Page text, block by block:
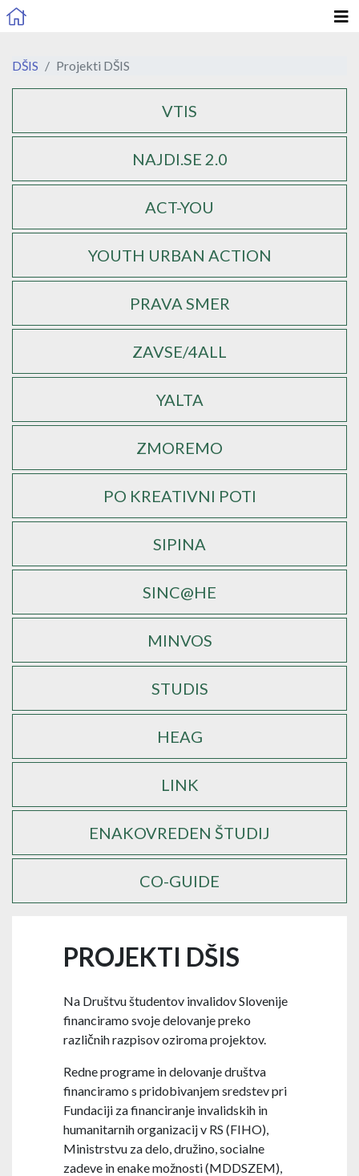
DŠIS
Projekti DŠIS
VTIS
NAJDI.SE 2.0
ACT-YOU
YOUTH URBAN ACTION
PRAVA SMER
ZAVSE/4ALL
YALTA
ZMOREMO
PO KREATIVNI POTI
SIPINA
SINC@HE
MINVOS
STUDIS
HEAG
LINK
ENAKOVREDEN ŠTUDIJ
CO-GUIDE
PROJEKTI DŠIS
Na Društvu študentov invalidov Slovenije
financiramo svoje delovanje preko
različnih razpisov oziroma projektov.
Redne programe in delovanje društva
financiramo s pridobivanjem sredstev pri
Fundaciji za financiranje invalidskih in
humanitarnih organizacij v RS (FIHO),
Ministrstvu za delo, družino, socialne
zadeve in enake možnosti (MDDSZEM),